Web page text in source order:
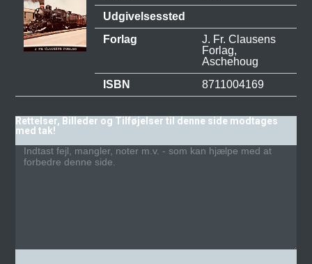
Udgivelsessted
Forlag
J. Fr. Clausens
Forlag,
Aschehoug
ISBN
8711004169
Rettelser, Billeder og Tilføjelser til denne side modtages
med tak!